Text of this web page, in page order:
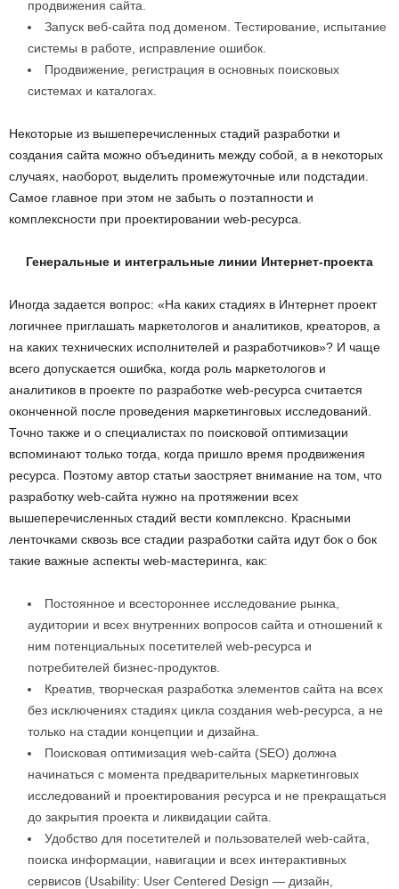
продвижения сайта.
Запуск веб-сайта под доменом. Тестирование, испытание
системы в работе, исправление ошибок.
Продвижение, регистрация в основных поисковых
системах и каталогах.
Некоторые из вышеперечисленных стадий разработки и
создания сайта можно объединить между собой, а в некоторых
случаях, наоборот, выделить промежуточные или подстадии.
Самое главное при этом не забыть о поэтапности и
комплексности при проектировании web-ресурса.
Генеральные и интегральные линии Интернет-проекта
Иногда задается вопрос: «На каких стадиях в Интернет проект
логичнее приглашать маркетологов и аналитиков, креаторов, а
на каких технических исполнителей и разработчиков»? И чаще
всего допускается ошибка, когда роль маркетологов и
аналитиков в проекте по разработке web-ресурса считается
оконченной после проведения маркетинговых исследований.
Точно также и о специалистах по поисковой оптимизации
вспоминают только тогда, когда пришло время продвижения
ресурса. Поэтому автор статьи заостряет внимание на том, что
разработку web-сайта нужно на протяжении всех
вышеперечисленных стадий вести комплексно. Красными
ленточками сквозь все стадии разработки сайта идут бок о бок
такие важные аспекты web-мастеринга, как:
Постоянное и всестороннее исследование рынка,
аудитории и всех внутренних вопросов сайта и отношений к
ним потенциальных посетителей web-ресурса и
потребителей бизнес-продуктов.
Креатив, творческая разработка элементов сайта на всех
без исключениях стадиях цикла создания web-ресурса, а не
только на стадии концепции и дизайна.
Поисковая оптимизация web-сайта (SEO) должна
начинаться с момента предварительных маркетинговых
исследований и проектирования ресурса и не прекращаться
до закрытия проекта и ликвидации сайта.
Удобство для посетителей и пользователей web-сайта,
поиска информации, навигации и всех интерактивных
сервисов (Usability: User Centered Design — дизайн,